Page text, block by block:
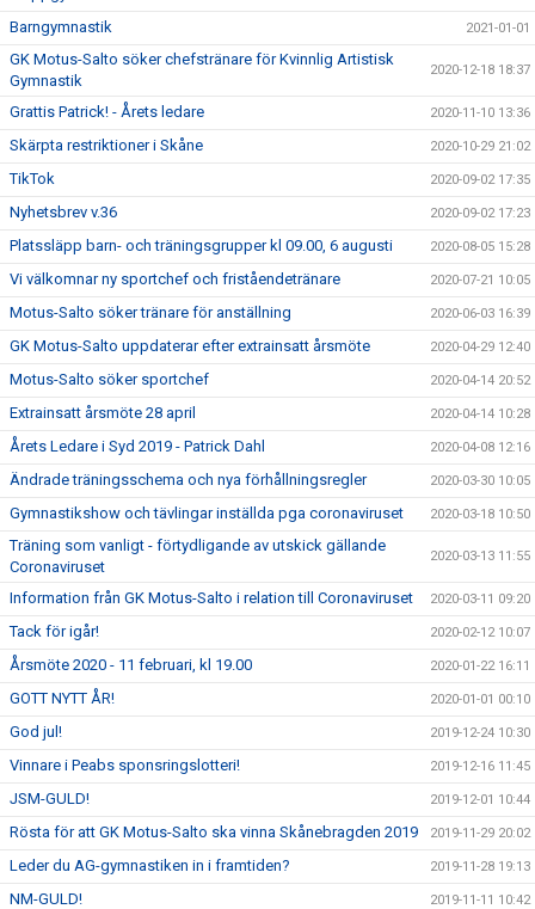
Barngymnastik 2021-01-01
GK Motus-Salto söker chefstränare för Kvinnlig Artistisk
Gymnastik
2020-12-18 18:37
Grattis Patrick! - Årets ledare 2020-11-10 13:36
Skärpta restriktioner i Skåne 2020-10-29 21:02
TikTok 2020-09-02 17:35
Nyhetsbrev v.36 2020-09-02 17:23
Platssläpp barn- och träningsgrupper kl 09.00, 6 augusti 2020-08-05 15:28
Vi välkomnar ny sportchef och friståendetränare 2020-07-21 10:05
Motus-Salto söker tränare för anställning 2020-06-03 16:39
GK Motus-Salto uppdaterar efter extrainsatt årsmöte 2020-04-29 12:40
Motus-Salto söker sportchef 2020-04-14 20:52
Extrainsatt årsmöte 28 april 2020-04-14 10:28
Årets Ledare i Syd 2019 - Patrick Dahl 2020-04-08 12:16
Ändrade träningsschema och nya förhållningsregler 2020-03-30 10:05
Gymnastikshow och tävlingar inställda pga coronaviruset 2020-03-18 10:50
Träning som vanligt - förtydligande av utskick gällande
Coronaviruset
2020-03-13 11:55
Information från GK Motus-Salto i relation till Coronaviruset 2020-03-11 09:20
Tack för igår! 2020-02-12 10:07
Årsmöte 2020 - 11 februari, kl 19.00 2020-01-22 16:11
GOTT NYTT ÅR! 2020-01-01 00:10
God jul! 2019-12-24 10:30
Vinnare i Peabs sponsringslotteri! 2019-12-16 11:45
JSM-GULD! 2019-12-01 10:44
Rösta för att GK Motus-Salto ska vinna Skånebragden 2019 2019-11-29 20:02
Leder du AG-gymnastiken in i framtiden? 2019-11-28 19:13
NM-GULD! 2019-11-11 10:42